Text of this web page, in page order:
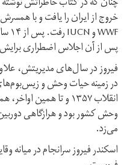
خروج از ایران را یافت و با
پس از آن اجلاس اضطراری برایش
فیروز در سال‌های مدیریتش،
در زمینه حیات‌ وحش و
انقلاب ۱۳۵۷ و تا
وحش کشور بود و هر‌از‌گاهی
می‌زد.